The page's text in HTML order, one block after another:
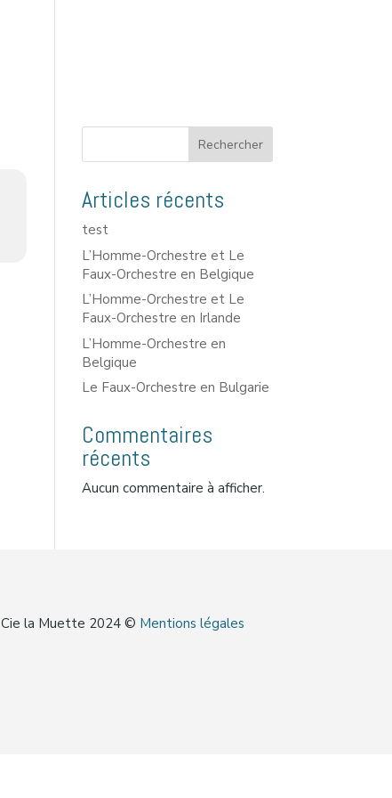
Rechercher
Articles récents
test
L’Homme-Orchestre et Le
Faux-Orchestre en Belgique
L’Homme-Orchestre et Le
Faux-Orchestre en Irlande
L’Homme-Orchestre en
Belgique
Le Faux-Orchestre en Bulgarie
Commentaires
récents
Aucun commentaire à afficher.
Cie la Muette 2024 © Mentions légales